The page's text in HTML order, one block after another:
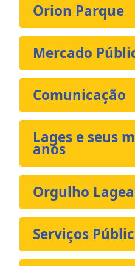
Orion Parque
Mercado
Comunicação
Lages e seus
anos
Orgulho
Serviços